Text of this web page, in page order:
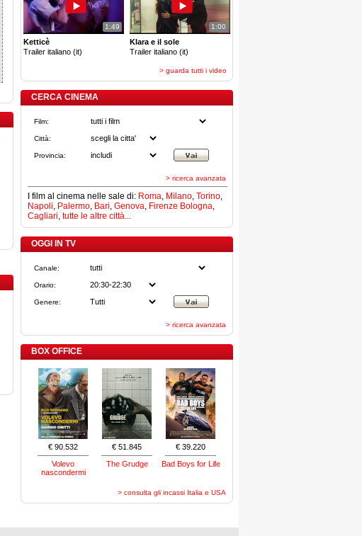
1:49
Ketticè
Trailer italiano (it)
1:00
Klara e il sole
Trailer italiano (it)
> guarda tutti i video
CERCA CINEMA
Film:
Città:
Provincia:
> ricerca avanzata
I film al cinema nelle sale di: Roma, Milano, Torino,
Napoli, Palermo, Bari, Genova, Firenze Bologna,
Cagliari, tutte le altre città...
OGGI IN TV
Canale:
Orario:
Genere:
> ricerca avanzata
BOX OFFICE
€ 90.532
Volevo
nascondermi
€ 51.845
The Grudge
€ 39.220
Bad Boys for Life
> consulta gli incassi Italia e USA